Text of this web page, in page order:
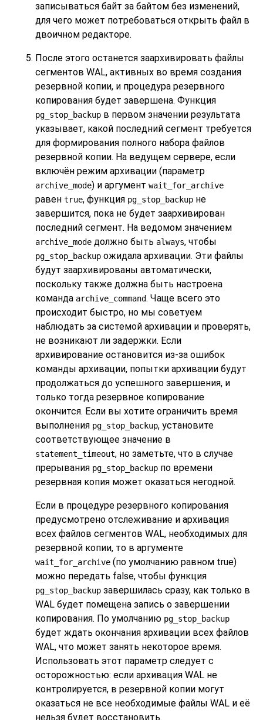
записываться байт за байтом без изменений,
для чего может потребоваться открыть файл в
двоичном редакторе.
После этого останется заархивировать файлы
сегментов WAL, активных во время создания
резервной копии, и процедура резервного
копирования будет завершена. Функция
pg_stop_backup в первом значении результата
указывает, какой последний сегмент требуется
для формирования полного набора файлов
резервной копии. На ведущем сервере, если
включён режим архивации (параметр
archive_mode) и аргумент wait_for_archive
равен true, функция pg_stop_backup не
завершится, пока не будет заархивирован
последний сегмент. На ведомом значением
archive_mode должно быть always, чтобы
pg_stop_backup ожидала архивации. Эти файлы
будут заархивированы автоматически,
поскольку также должна быть настроена
команда archive_command. Чаще всего это
происходит быстро, но мы советуем
наблюдать за системой архивации и проверять,
не возникают ли задержки. Если
архивирование остановится из-за ошибок
команды архивации, попытки архивации будут
продолжаться до успешного завершения, и
только тогда резервное копирование
окончится. Если вы хотите ограничить время
выполнения pg_stop_backup, установите
соответствующее значение в
statement_timeout, но заметьте, что в случае
прерывания pg_stop_backup по времени
резервная копия может оказаться негодной.
Если в процедуре резервного копирования
предусмотрено отслеживание и архивация
всех файлов сегментов WAL, необходимых для
резервной копии, то в аргументе
wait_for_archive (по умолчанию равном true)
можно передать false, чтобы функция
pg_stop_backup завершилась сразу, как только в
WAL будет помещена запись о завершении
копирования. По умолчанию pg_stop_backup
будет ждать окончания архивации всех файлов
WAL, что может занять некоторое время.
Использовать этот параметр следует с
осторожностью: если архивация WAL не
контролируется, в резервной копии могут
оказаться не все необходимые файлы WAL и её
нельзя будет восстановить.